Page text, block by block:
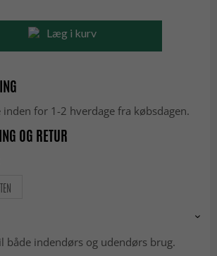
Læg i kurv
inden for 1-2 hverdage fra købsdagen.
OG RETUR
både indendørs og udendørs brug.